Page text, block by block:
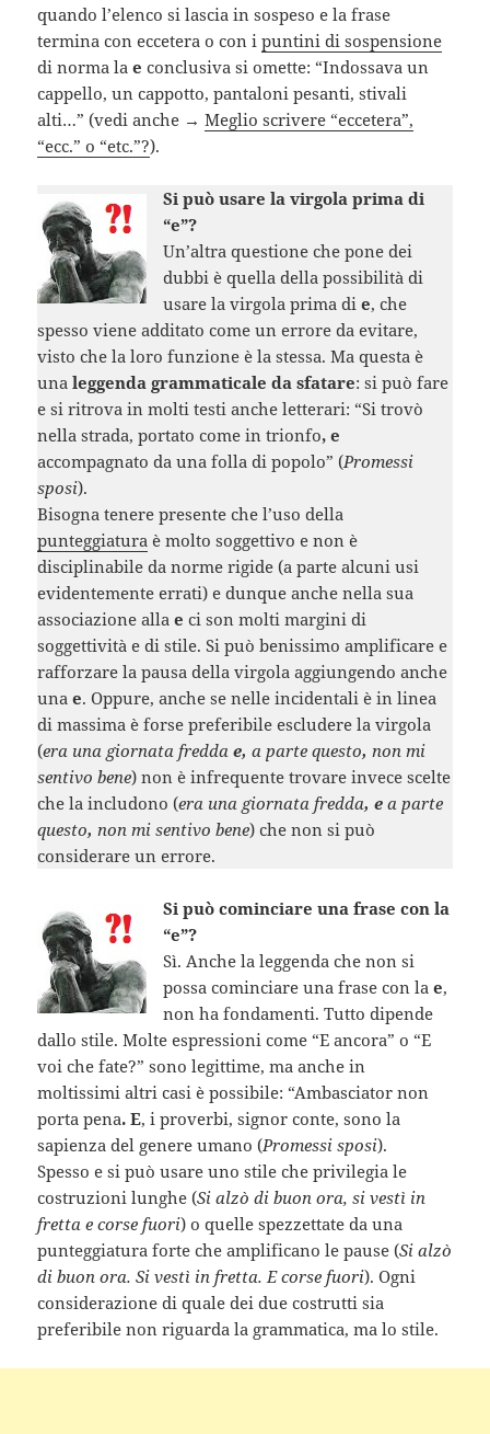
quando l’elenco si lascia in sospeso e la frase
termina con eccetera o con ipuntini di sospensione
di norma lae conclusiva si omette: “Indossava un
cappello, un cappotto, pantaloni pesanti, stivali
alti…” (vedi anche →Meglio scrivere “eccetera”,
“ecc.” o “etc.”?).
Si può usare la virgola prima di
“e”?
Un’altra questione che pone dei
dubbi è quella della possibilità di
usare la virgola prima die, che
spesso viene additato come un errore da evitare,
visto che la loro funzione è la stessa. Ma questa è
unaleggenda grammaticale da sfatare: si può fare
e si ritrova in molti testi anche letterari: “Si trovò
nella strada, portato come in trionfo, e
accompagnato da una folla di popolo” (Promessi
sposi).
Bisogna tenere presente che l’uso della
punteggiatura è molto soggettivo e non è
disciplinabile da norme rigide (a parte alcuni usi
evidentemente errati) e dunque anche nella sua
associazione allae ci son molti margini di
soggettività e di stile. Si può benissimo amplificare e
rafforzare la pausa della virgola aggiungendo anche
unae. Oppure, anche se nelle incidentali è in linea
di massima è forse preferibile escludere la virgola
(era una giornata freddae, a parte questo, non mi
sentivo bene) non è infrequente trovare invece scelte
che la includono (era una giornata fredda, e a parte
questo, non mi sentivo bene) che non si può
considerare un errore.
Si può cominciare una frase con la
“e”?
Sì. Anche la leggenda che non si
possa cominciare una frase con lae,
non ha fondamenti. Tutto dipende
dallo stile. Molte espressioni come “E ancora” o “E
voi che fate?” sono legittime, ma anche in
moltissimi altri casi è possibile: “Ambasciator non
porta pena. E, i proverbi, signor conte, sono la
sapienza del genere umano (Promessi sposi).
Spesso e si può usare uno stile che privilegia le
costruzioni lunghe (Si alzò di buon ora, si vestì in
fretta e corse fuori) o quelle spezzettate da una
punteggiatura forte che amplificano le pause (Si alzò
di buon ora. Si vestì in fretta. E corse fuori). Ogni
considerazione di quale dei due costrutti sia
preferibile non riguarda la grammatica, ma lo stile.